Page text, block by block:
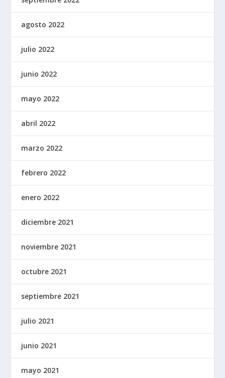
agosto 2022
julio 2022
junio 2022
mayo 2022
abril 2022
marzo 2022
febrero 2022
enero 2022
diciembre 2021
noviembre 2021
octubre 2021
septiembre 2021
julio 2021
junio 2021
mayo 2021